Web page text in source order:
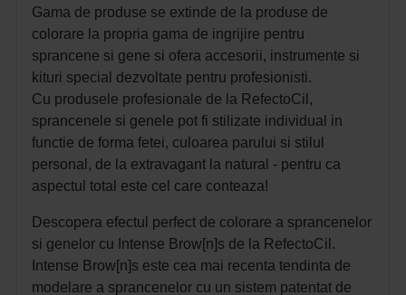
Gama de produse se extinde de la produse de
colorare la propria gama de ingrijire pentru
sprancene si gene si ofera accesorii, instrumente si
kituri special dezvoltate pentru profesionisti.
Cu produsele profesionale de la RefectoCil,
sprancenele si genele pot fi stilizate individual in
functie de forma fetei, culoarea parului si stilul
personal, de la extravagant la natural - pentru ca
aspectul total este cel care conteaza!
Descopera efectul perfect de colorare a sprancenelor
si genelor cu Intense Brow[n]s de la RefectoCil.
Intense Brow[n]s este cea mai recenta tendinta de
modelare a sprancenelor cu un sistem patentat de